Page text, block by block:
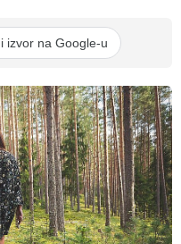
izvor na Google-u